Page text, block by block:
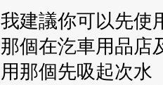
我建議你可以先使
那個在汔車用品店
用那個先吸起次水